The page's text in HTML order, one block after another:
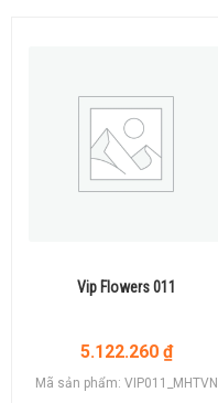
Vip Flowers 011
5.122.260 ₫
Mã sản phẩm: VIP011_MHTVN